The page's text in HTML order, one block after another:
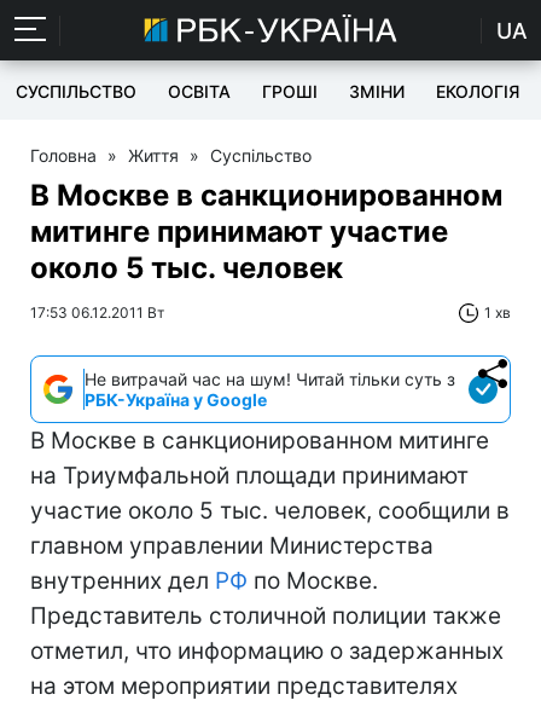
UA
СУСПІЛЬСТВО ОСВІТА ГРОШІ ЗМІНИ ЕКОЛОГІЯ
Головна » Життя » Суспільство
В Москве в санкционированном
митинге принимают участие
около 5 тыс. человек
17:53 06.12.2011 Вт 1 хв
Не витрачай час на шум! Читай тільки суть з
РБК-Україна у Google
В Москве в санкционированном митинге
на Триумфальной площади принимают
участие около 5 тыс. человек, сообщили в
главном управлении Министерства
внутренних дел РФ по Москве.
Представитель столичной полиции также
отметил, что информацию о задержанных
на этом мероприятии представителях